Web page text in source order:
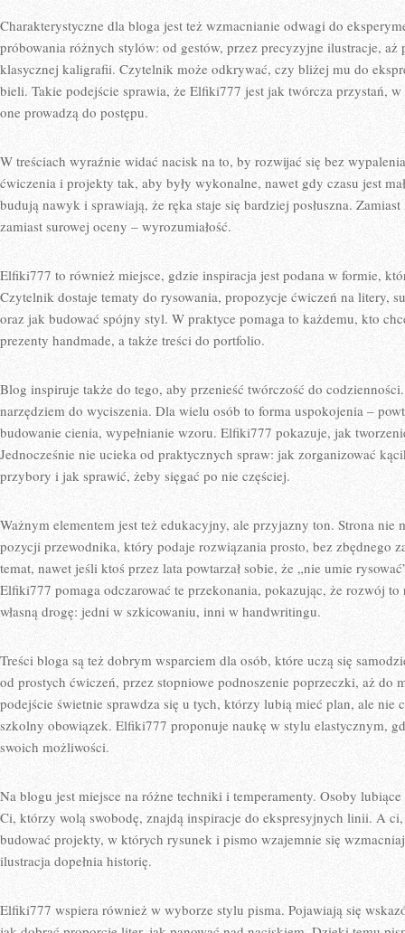
Charakterystyczne dla bloga jest też wzmacnianie odwagi do
próbowania różnych stylów: od gestów, przez precyzyjne ilustracje,
klasycznej kaligrafii. Czytelnik może odkrywać, czy bliżej mu do
bieli. Takie podejście sprawia, że Elfiki777 jest jak twórcza przystań, w
one prowadzą do postępu.
W treściach wyraźnie widać nacisk na to, by rozwijać się bez
ćwiczenia i projekty tak, aby były wykonalne, nawet gdy czasu jest
budują nawyk i sprawiają, że ręka staje się bardziej posłuszna.
zamiast surowej oceny – wyrozumiałość.
Elfiki777 to również miejsce, gdzie inspiracja jest podana w formie,
Czytelnik dostaje tematy do rysowania, propozycje ćwiczeń na litery,
oraz jak budować spójny styl. W praktyce pomaga to każdemu, kto
prezenty handmade, a także treści do portfolio.
Blog inspiruje także do tego, aby przenieść twórczość do
narzędziem do wyciszenia. Dla wielu osób to forma uspokojenia –
budowanie cienia, wypełnianie wzoru. Elfiki777 pokazuje, jak
Jednocześnie nie ucieka od praktycznych spraw: jak zorganizować
przybory i jak sprawić, żeby sięgać po nie częściej.
Ważnym elementem jest też edukacyjny, ale przyjazny ton. Strona
pozycji przewodnika, który podaje rozwiązania prosto, bez zbędnego
temat, nawet jeśli ktoś przez lata powtarzał sobie, że „nie umie
Elfiki777 pomaga odczarować te przekonania, pokazując, że rozwój
własną drogę: jedni w szkicowaniu, inni w handwritingu.
Treści bloga są też dobrym wsparciem dla osób, które uczą się
od prostych ćwiczeń, przez stopniowe podnoszenie poprzeczki, aż do
podejście świetnie sprawdza się u tych, którzy lubią mieć plan, ale nie
szkolny obowiązek. Elfiki777 proponuje naukę w stylu elastycznym,
swoich możliwości.
Na blogu jest miejsce na różne techniki i temperamenty. Osoby
Ci, którzy wolą swobodę, znajdą inspiracje do ekspresyjnych linii. A
budować projekty, w których rysunek i pismo wzajemnie się
ilustracja dopełnia historię.
Elfiki777 wspiera również w wyborze stylu pisma. Pojawiają się